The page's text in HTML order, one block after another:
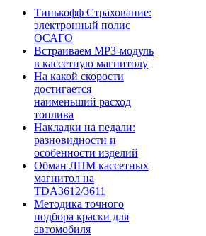
Тинькофф Страхование:
электронный полис
ОСАГО
Встраиваем MP3-модуль
в кассетную магнитолу
На какой скорости
достигается
наименьший расход
топлива
Накладки на педали:
разновидности и
особенности изделий
Обман ЛПМ кассетных
магнитол на
TDA3612/3611
Методика точного
подбора краски для
автомобиля